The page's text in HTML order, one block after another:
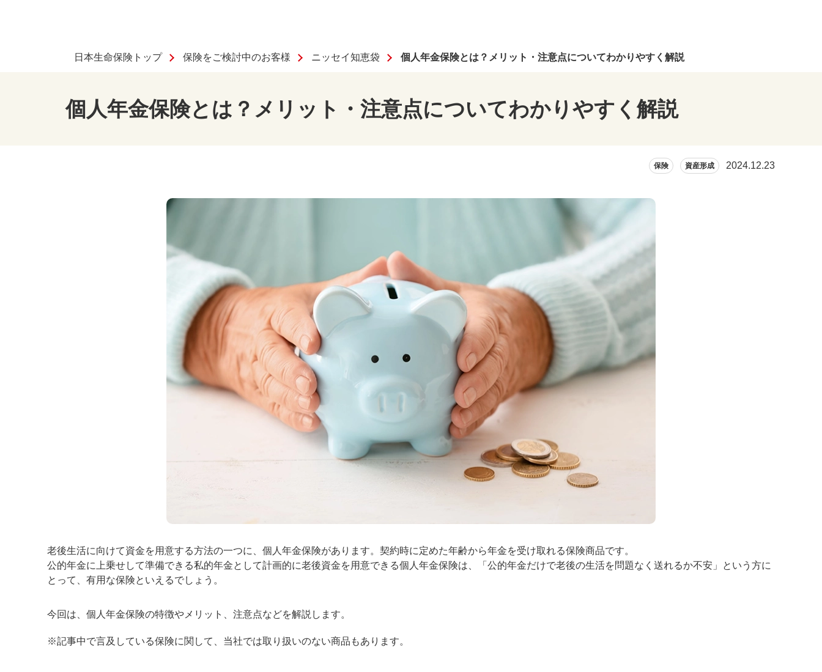
日本生命保険トップ 保険をご検討中のお客様 ニッセイ知恵袋 個人年金保険とは？メリット・注意点についてわかりやすく解説
個人年金保険とは？ メリット・注意点についてわかりやすく解説
保険 資産形成 2024.12.23
老後生活に向けて資金を用意する方法の一つに、個人年金保険があります。契約時に定めた年齢から年金を受け取れる保険商品です。
公的年金に上乗せして準備できる私的年金として計画的に老後資金を用意できる個人年金保険は、「公的年金だけで老後の生活を問題なく送れるか不安」という方に
とって、有用な保険といえるでしょう。
今回は、個人年金保険の特徴やメリット、注意点などを解説します。
※記事中で言及している保険に関して、当社では取り扱いのない商品もあります。